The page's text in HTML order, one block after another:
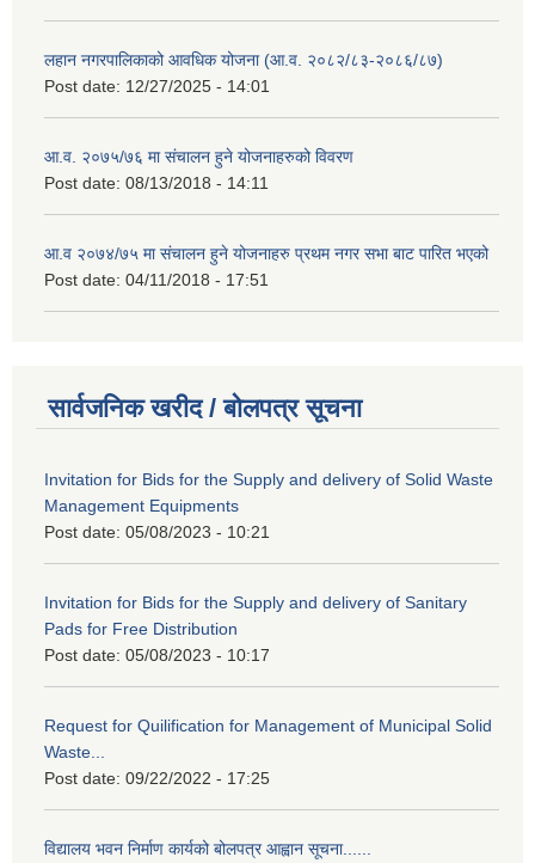
लहान नगरपालिकाको आवधिक योजना (आ.व. २०८२/८३-२०८६/८७)
Post date: 12/27/2025 - 14:01
आ.व. २०७५/७६ मा संचालन हुने योजनाहरुको विवरण
Post date: 08/13/2018 - 14:11
आ.व २०७४/७५ मा संचालन हुने योजनाहरु प्रथम नगर सभा बाट पारित भएको
Post date: 04/11/2018 - 17:51
सार्वजनिक खरीद / बोलपत्र सूचना
Invitation for Bids for the Supply and delivery of Solid Waste
Management Equipments
Post date: 05/08/2023 - 10:21
Invitation for Bids for the Supply and delivery of Sanitary
Pads for Free Distribution
Post date: 05/08/2023 - 10:17
Request for Quilification for Management of Municipal Solid
Waste...
Post date: 09/22/2022 - 17:25
विद्यालय भवन निर्माण कार्यको बोलपत्र आह्वान सूचना......